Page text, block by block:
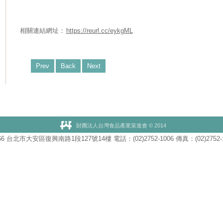
相關連結網址： https://reurl.cc/eykgML
Prev Back Next
財團法人台灣食品產業策進會 © 2014
台北市大安區復興南路1段127號14樓 電話：(02)2752-1006 傳真：